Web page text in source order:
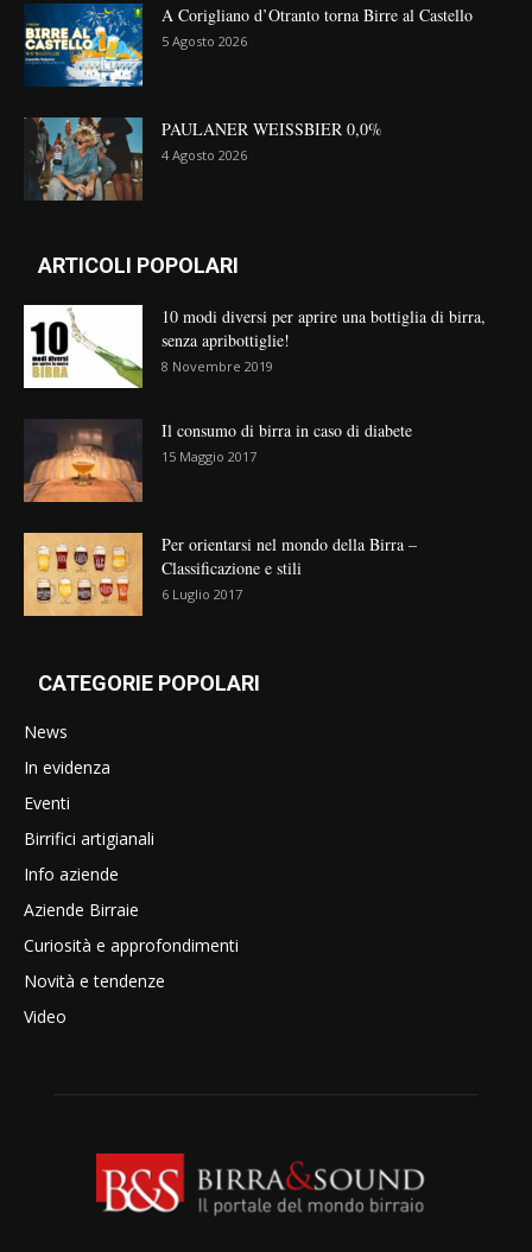
A Corigliano d’Otranto torna Birre al Castello
5 Agosto 2026
PAULANER WEISSBIER 0,0%
4 Agosto 2026
ARTICOLI POPOLARI
10 modi diversi per aprire una bottiglia di birra,
senza apribottiglie!
8 Novembre 2019
Il consumo di birra in caso di diabete
15 Maggio 2017
Per orientarsi nel mondo della Birra –
Classificazione e stili
6 Luglio 2017
CATEGORIE POPOLARI
News
In evidenza
Eventi
Birrifici artigianali
Info aziende
Aziende Birraie
Curiosità e approfondimenti
Novità e tendenze
Video